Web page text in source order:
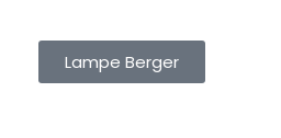
Lampe Berger